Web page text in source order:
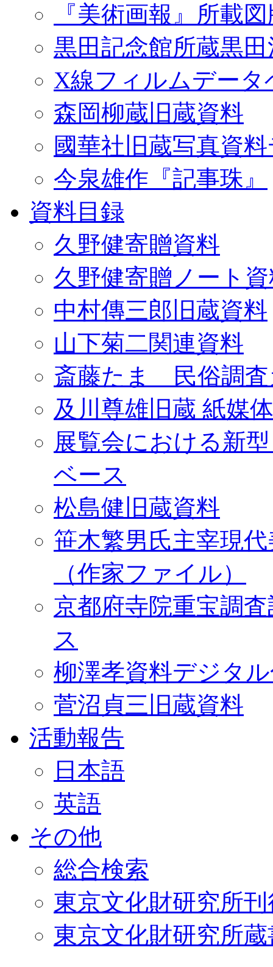
『美術画報』所載
黒田記念館所蔵黒
X線フィルムデータ
森岡柳蔵旧蔵資料
國華社旧蔵写真資
今泉雄作『記事珠』
資料目録
久野健寄贈資料
久野健寄贈ノート
中村傳三郎旧蔵資料
山下菊二関連資料
斎藤たま 民俗調査
及川尊雄旧蔵 紙媒
展覧会における新
ベース
松島健旧蔵資料
笹木繁男氏主宰現
（作家ファイル）
京都府寺院重宝調
ス
柳澤孝資料デジタ
菅沼貞三旧蔵資料
活動報告
日本語
英語
その他
総合検索
東京文化財研究所
東京文化財研究所